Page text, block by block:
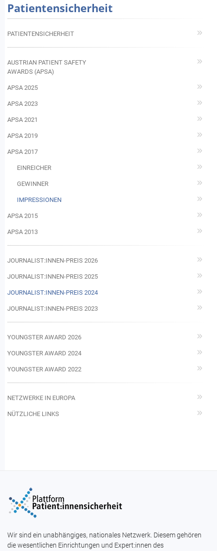
Patientensicherheit
PATIENTENSICHERHEIT
AUSTRIAN PATIENT SAFETY
AWARDS (APSA)
APSA 2025
APSA 2023
APSA 2021
APSA 2019
APSA 2017
EINREICHER
GEWINNER
IMPRESSIONEN
APSA 2015
APSA 2013
JOURNALIST:INNEN-PREIS 2026
JOURNALIST:INNEN-PREIS 2025
JOURNALIST:INNEN-PREIS 2024
JOURNALIST:INNEN-PREIS 2023
YOUNGSTER AWARD 2026
YOUNGSTER AWARD 2024
YOUNGSTER AWARD 2022
NETZWERKE IN EUROPA
NÜTZLICHE LINKS
Wir sind ein unabhängiges, nationales Netzwerk. Diesem gehören
die wesentlichen Einrichtungen und Expert:innen des